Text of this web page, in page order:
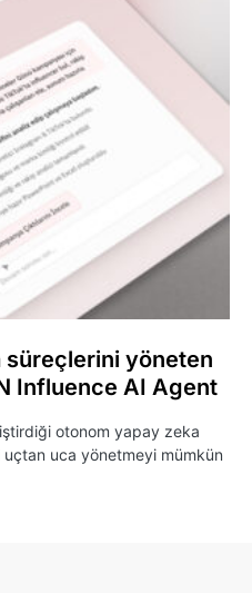
süreçlerini yöneten
Influence AI Agent
otonom yapay zeka
uca yönetmeyi mümkün